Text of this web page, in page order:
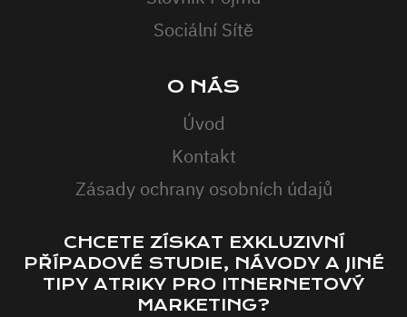
Sociální Sítě
O NÁS
Úvod
Kontakt
Zásady ochrany osobních údajů
CHCETE ZÍSKAT EXKLUZIVNÍ
PŘÍPADOVÉ STUDIE, NÁVODY A JINÉ
TIPY ATRIKY PRO ITNERNETOVÝ
MARKETING?